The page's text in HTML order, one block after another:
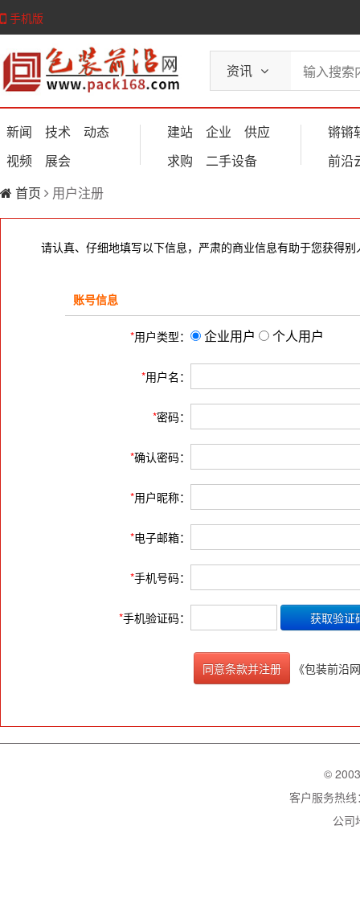
手机版
资讯
新闻 技术
动态
视频
展会
建站 企业
供应
求购
二手设备
锵锵
前沿
首页
用户注册
请认真、仔细地填写以下信息，严肃的商业信息有助于您获得
账号信息
*用户类型： 企业用户 个人用户
*用户名：
*密码：
*确认密码：
*用户昵称：
*电子邮箱：
*手机号码：
*手机验证码：
同意条款并注册 《包装前沿
©
客户服务热
公司